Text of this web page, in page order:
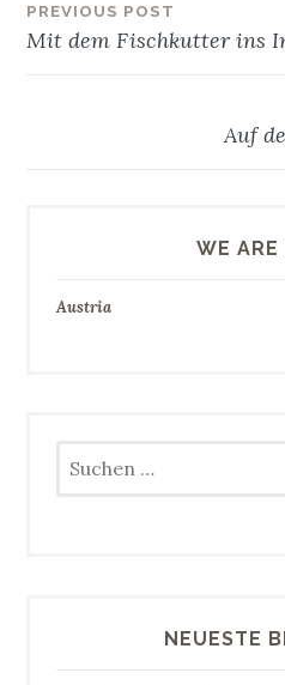
PREVIOUS POST
Mit dem Fischkutter ins
Auf
WE ARE
Austria
nach:
NEUESTE